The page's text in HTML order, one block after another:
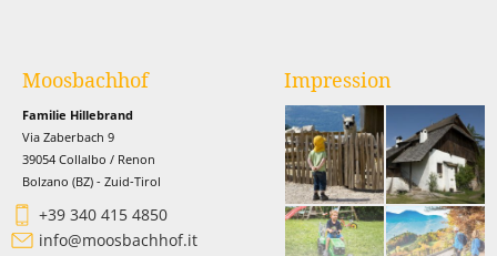
Moosbachhof
Familie Hillebrand
Via Zaberbach 9
39054 Collalbo / Renon
Bolzano (BZ) - Zuid-Tirol
+39 340 415 4850
info@moosbachhof.it
Impression